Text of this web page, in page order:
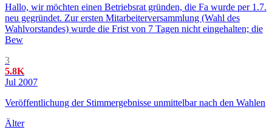
Hallo, wir möchten einen Betriebsrat gründen, die Fa wurde per 1.7.
neu gegründet. Zur ersten Mitarbeiterversammlung (Wahl des
Wahlvorstandes) wurde die Frist von 7 Tagen nicht eingehalten; die
Bew
3
5.8K
Jul 2007
Veröffentlichung der Stimmergebnisse unmittelbar nach den Wahlen
Älter